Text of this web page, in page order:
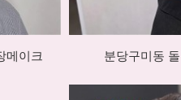
메이크
분당구미동